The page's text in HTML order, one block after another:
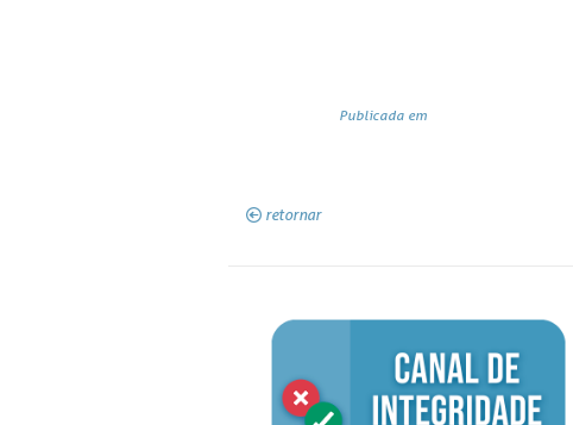
Publicada em
retornar